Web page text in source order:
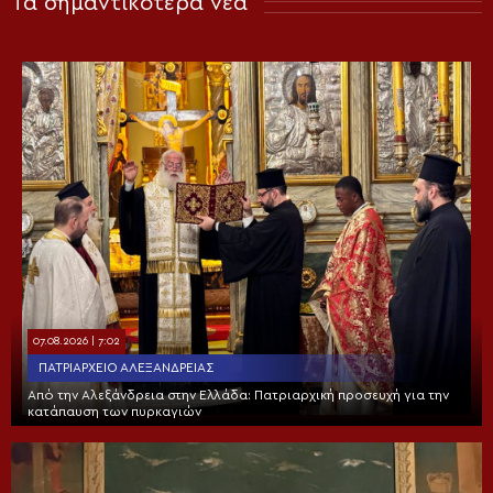
07.08.2026 | 7:02
ΠΑΤΡΙΑΡΧΕΊΟ ΑΛΕΞΑΝΔΡΕΊΑΣ
Από την Αλεξάνδρεια στην Ελλάδα: Πατριαρχική προσευχή για την
κατάπαυση των πυρκαγιών